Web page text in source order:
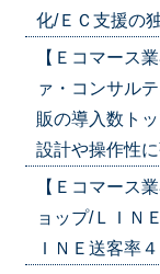
化/ＥＣ支援の
【Ｅコマース
ァ・コンサル
販の導入数ト
設計や操作性
【Ｅコマース
ョップ/ＬＩＮ
ＩＮＥ送客率